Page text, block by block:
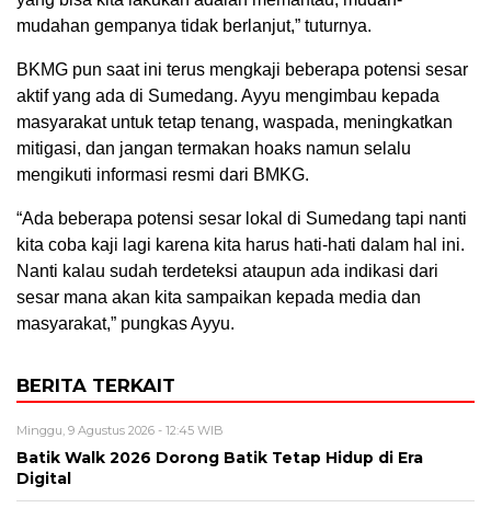
mudahan gempanya tidak berlanjut,” tuturnya.
BKMG pun saat ini terus mengkaji beberapa potensi sesar
aktif yang ada di Sumedang. Ayyu mengimbau kepada
masyarakat untuk tetap tenang, waspada, meningkatkan
mitigasi, dan jangan termakan hoaks namun selalu
mengikuti informasi resmi dari BMKG.
“Ada beberapa potensi sesar lokal di Sumedang tapi nanti
kita coba kaji lagi karena kita harus hati-hati dalam hal ini.
Nanti kalau sudah terdeteksi ataupun ada indikasi dari
sesar mana akan kita sampaikan kepada media dan
masyarakat,” pungkas Ayyu.
BERITA TERKAIT
Minggu, 9 Agustus 2026 - 12:45 WIB
Batik Walk 2026 Dorong Batik Tetap Hidup di Era
Digital